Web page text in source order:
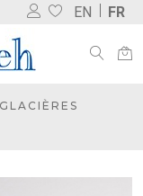
EN FR